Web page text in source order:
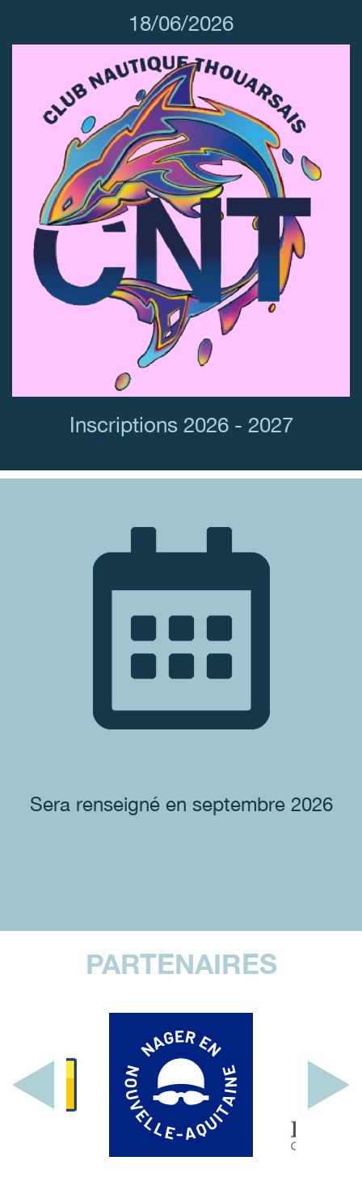
18/06/2026
Inscriptions 2026 - 2027
Sera renseigné en septembre 2026
PARTENAIRES